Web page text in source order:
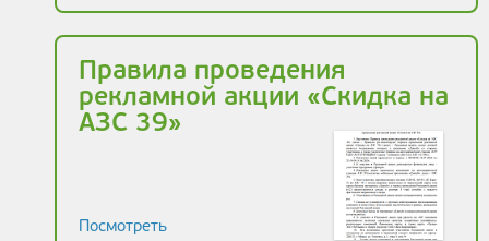
Правила проведения
рекламной акции «Скидка на
АЗС 39»
Посмотреть